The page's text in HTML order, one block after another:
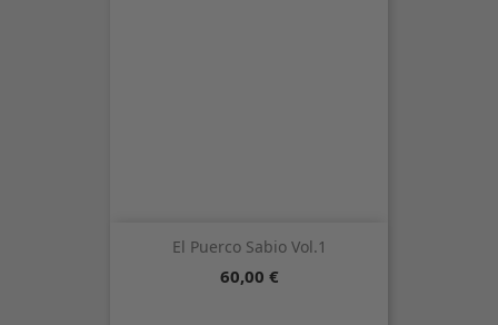
El Puerco Sabio Vol.1
Precio
60,00 €